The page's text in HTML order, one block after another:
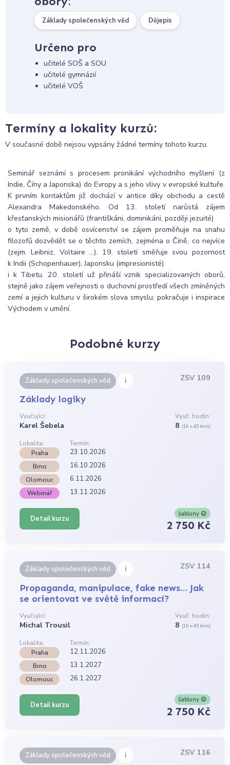
Základy společenských věd Dějepis
Určeno pro
učitelé SOŠ a SOU
učitelé gymnázií
učitelé VOŠ
Termíny a lokality kurzů:
V současné době nejsou vypsány žádné termíny tohoto kurzu.
Seminář seznámí s procesem pronikání východního myšlení (z
Indie, Číny a Japonska) do Evropy a s jeho vlivy v evropské kultuře.
K prvním kontaktům již dochází v antice díky obchodu a cestě
Alexandra Makedonského. Od 13. století narůstá zájem
křesťanských misionářů (františkáni, dominikáni, později jezuité)
o tyto země, v době osvícenství se zájem proměňuje na snahu
filozofů dozvědět se o těchto zemích, zejména o Číně, co nejvíce
(zejm. Leibniz, Voltaire …). 19. století směřuje svou pozornost
k Indii (Schopenhauer), Japonsku (impresionisté)
i k Tibetu. 20. století už přináší vznik specializovaných oborů,
stejně jako zájem veřejnosti o duchovní prostředí všech zmíněných
zemí a jejich kulturu v širokém slova smyslu; pokračuje i inspirace
Východem v umění.
Podobné kurzy
Základy společenských věd i ZSV 109
Základy logiky
Vyučující:
Karel Šebela
Vyuč. hodin:
8 (1h = 45 min)
Lokalita:
Termín:
Praha
23.10.2026
Brno 16.10.2026
Olomouc 6.11.2026
Webinář 13.11.2026
Detail kurzu
šablony
2 750 Kč
Základy společenských věd i ZSV 114
Propaganda, manipulace, fake news… Jak
se orientovat ve světě informací?
Vyučující:
Michal Trousil
Vyuč. hodin:
8 (1h = 45 min)
Lokalita:
Termín:
Praha
12.11.2026
Brno 13.1.2027
Olomouc 26.1.2027
Detail kurzu
šablony
2 750 Kč
Základy společenských věd i ZSV 116